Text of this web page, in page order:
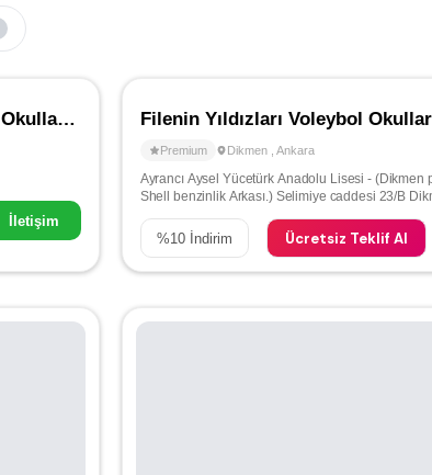
Hidayet Türkoğlu Basketbol ve Spor Okulları - Dikmen
İletişim
Filenin Yıldızları Voleybol
Premium Dikmen Ankara
Ayrancı Aysel Yücetürk Anadolu Lisesi - (Dikmen
Shell benzinlik Arkası.) Selimiye caddesi 23/B
%10İndirim Ücretsiz Teklif Al